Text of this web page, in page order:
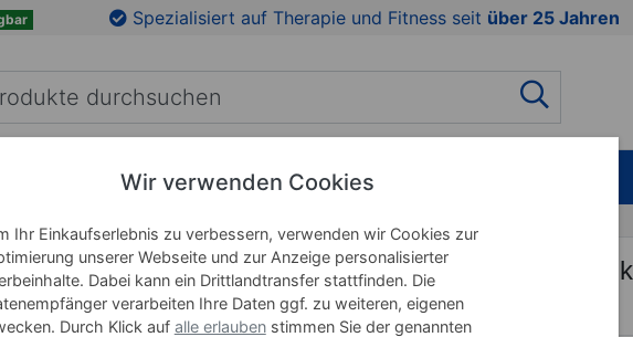
Zu den Produktbildern springen
Spezialisiert auf Therapie und Fitness seit über 25 Jahren
LEHRMITTEL WELLNESS
Sport-Tec
180x60x1,5 cm
Wir verwenden Cookies
Ihr Einkaufserlebnis zu verbessern, verwenden wir Cookies zur
unserer Webseite und zur Anzeige personalisierter
Dabei kann ein Drittlandtransfer stattfinden. Die
verarbeiten Ihre Daten ggf. zu weiteren, eigenen
Durch Klick auf alle erlaubenstimmen Sie der genannten